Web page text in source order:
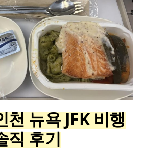
천 뉴욕 JFK 비행
직 후기